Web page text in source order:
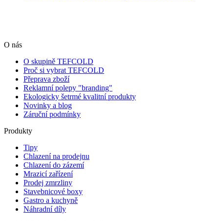
O nás
O skupině TEFCOLD
Proč si vybrat TEFCOLD
Přeprava zboží
Reklamní polepy "branding"
Ekologicky šetrmé kvalitní produkty
Novinky a blog
Záruční podmínky
Produkty
Tipy
Chlazení na prodejnu
Chlazení do zázemí
Mrazicí zařízení
Prodej zmrzliny
Stavebnicové boxy
Gastro a kuchyně
Náhradní díly